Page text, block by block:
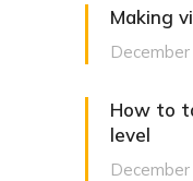
Making
How to
level